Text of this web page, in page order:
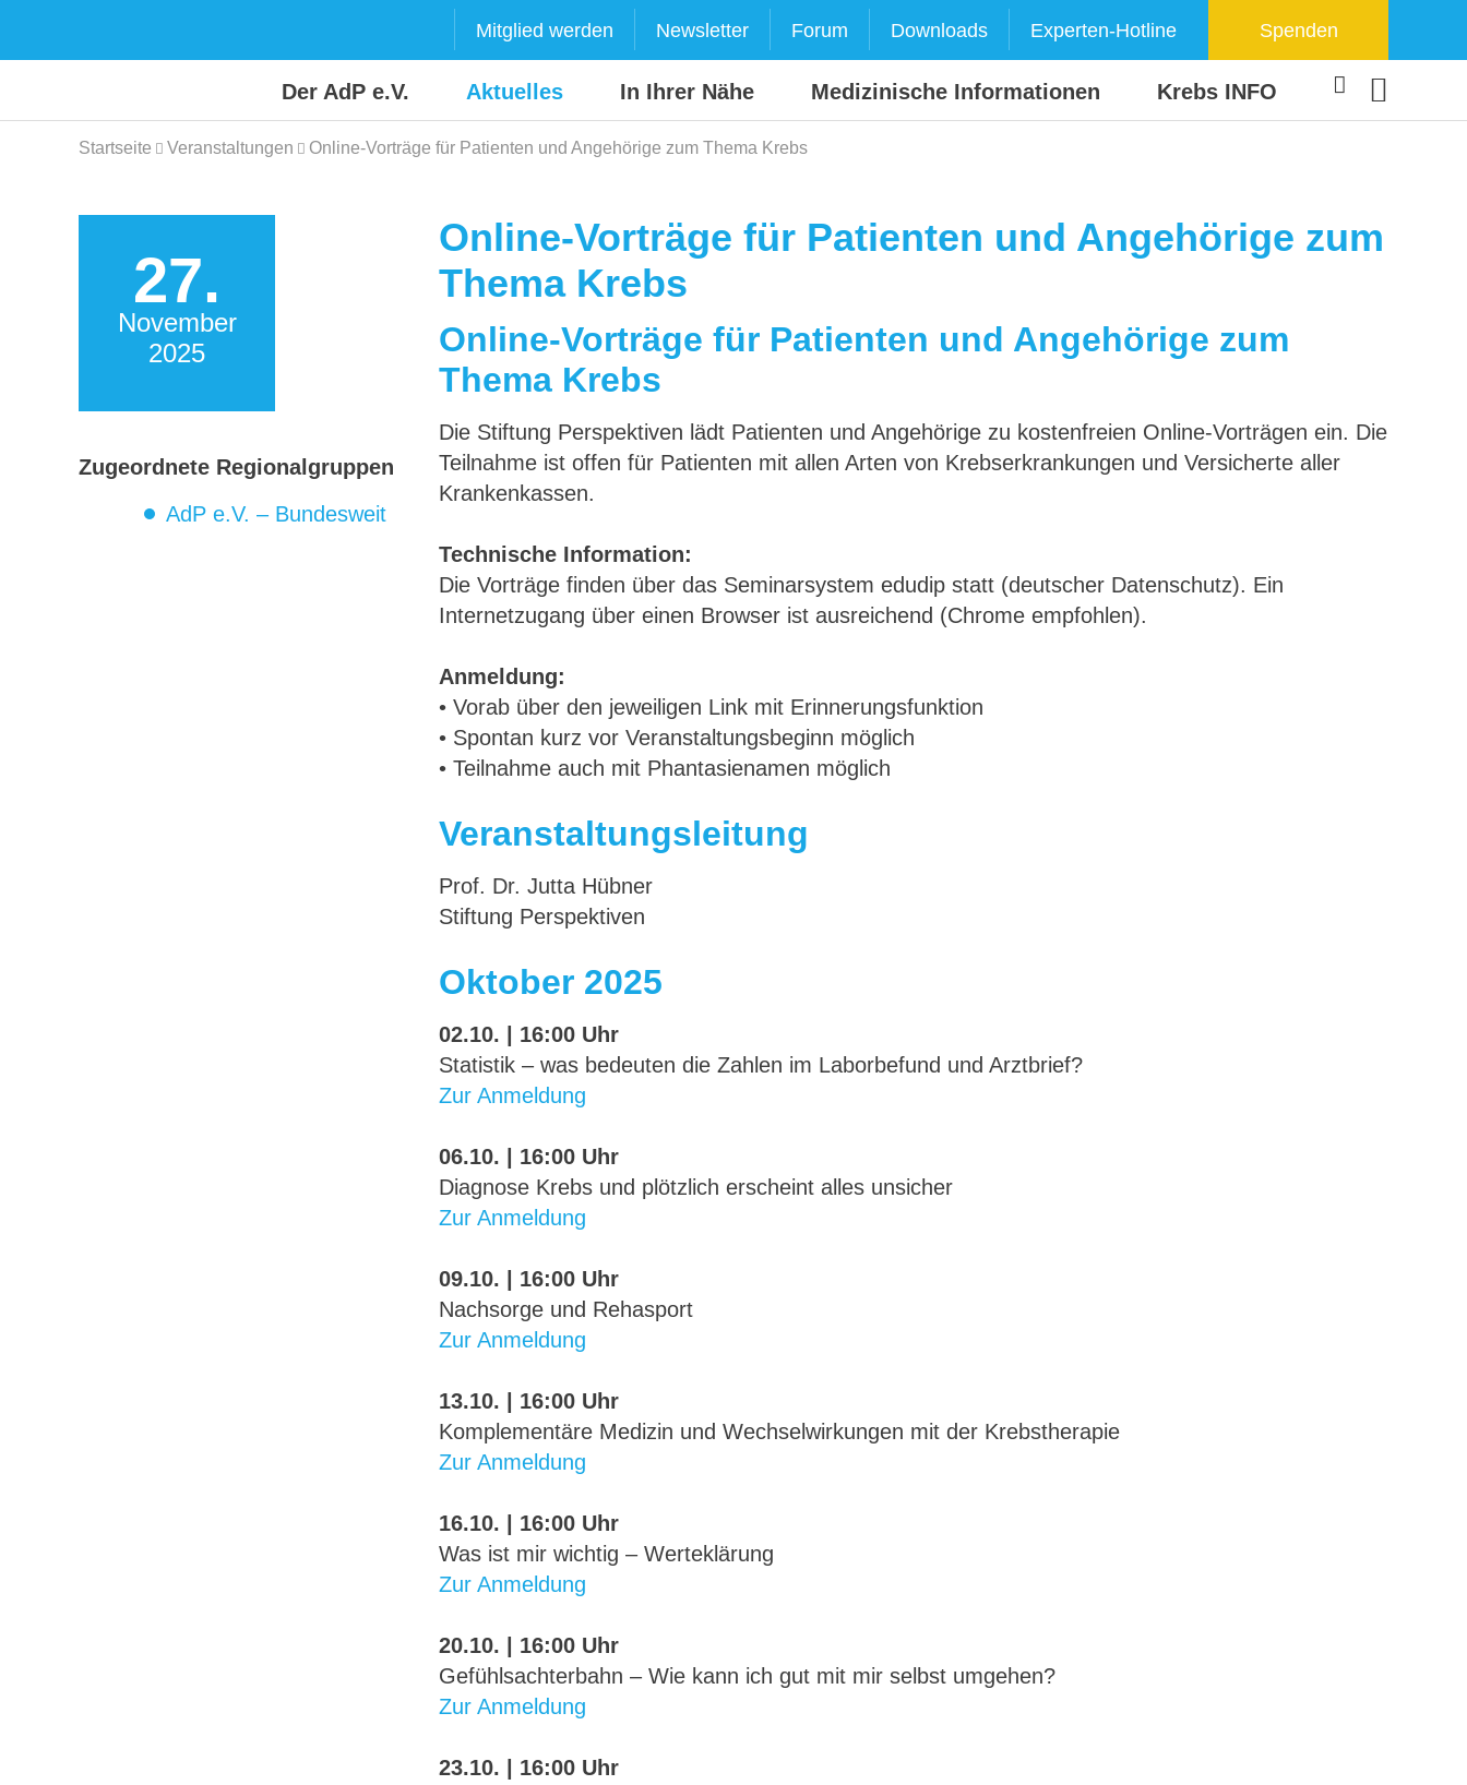
Mitglied werden Newsletter Forum Downloads Experten-Hotline Spenden
Der AdP e.V. Aktuelles In Ihrer Nähe Medizinische Informationen Krebs INFO
Startseite Veranstaltungen Online-Vorträge für Patienten und Angehörige zum Thema Krebs
27.
November
2025
Zugeordnete Regionalgruppen
AdP e.V. – Bundesweit
Online-Vorträge für Patienten und Angehörige zum
Thema Krebs
Online-Vorträge für Patienten und Angehörige zum
Thema Krebs
Die Stiftung Perspektiven lädt Patienten und Angehörige zu kostenfreien Online-Vorträgen ein. Die
Teilnahme ist offen für Patienten mit allen Arten von Krebserkrankungen und Versicherte aller
Krankenkassen.
Technische Information:
Die Vorträge finden über das Seminarsystem edudip statt (deutscher Datenschutz). Ein
Internetzugang über einen Browser ist ausreichend (Chrome empfohlen).
Anmeldung:
• Vorab über den jeweiligen Link mit Erinnerungsfunktion
• Spontan kurz vor Veranstaltungsbeginn möglich
• Teilnahme auch mit Phantasienamen möglich
Veranstaltungsleitung
Prof. Dr. Jutta Hübner
Stiftung Perspektiven
Oktober 2025
02.10. | 16:00 Uhr
Statistik – was bedeuten die Zahlen im Laborbefund und Arztbrief?
Zur Anmeldung
06.10. | 16:00 Uhr
Diagnose Krebs und plötzlich erscheint alles unsicher
Zur Anmeldung
09.10. | 16:00 Uhr
Nachsorge und Rehasport
Zur Anmeldung
13.10. | 16:00 Uhr
Komplementäre Medizin und Wechselwirkungen mit der Krebstherapie
Zur Anmeldung
16.10. | 16:00 Uhr
Was ist mir wichtig – Werteklärung
Zur Anmeldung
20.10. | 16:00 Uhr
Gefühlsachterbahn – Wie kann ich gut mit mir selbst umgehen?
Zur Anmeldung
23.10. | 16:00 Uhr